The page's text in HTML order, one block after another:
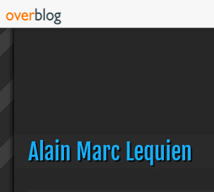
Alain Marc Lequien